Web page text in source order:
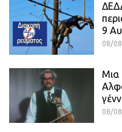
9
08/
Μια
08/